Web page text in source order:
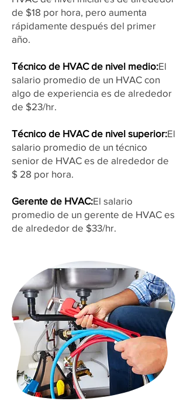
de $18 por hora, pero aumenta
rápidamente después del primer
año.
Técnico de HVAC de nivel medio:El
salario promedio de un HVAC con
algo de experiencia es de alrededor
de $23/hr.
Técnico de HVAC de nivel superior:El
salario promedio de un técnico
senior de HVAC es de alrededor de
$ 28 por hora.
Gerente de HVAC:El salario
promedio de un gerente de HVAC es
de alrededor de $33/hr.